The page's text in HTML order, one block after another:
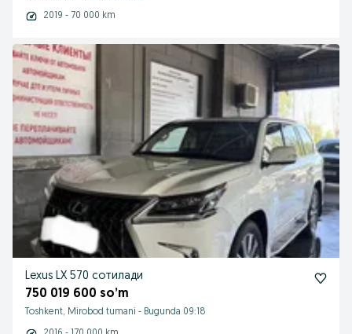
2019 - 70 000 km
Lexus LX 570 сотилади
750 019 600 so’m
Toshkent, Mirobod tumani - Bugunda 09:18